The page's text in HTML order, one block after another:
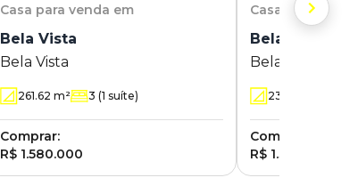
Casa para venda em
Bela Vista
Bela Vista
261.62 m² 3 (1 suíte)
Comprar:
R$ 1.580.000
Casa para
Bela Vista
Bela Vista
231
Comprar:
R$ 1.395.000